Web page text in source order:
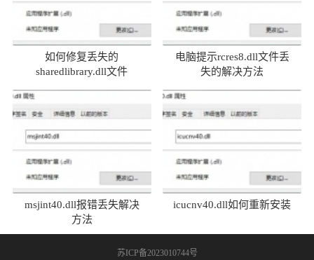
如何修复丢失的
sharedlibrary.dll文件
电脑提示rcres8.dll文件丢
失的解决方法
msjint40.dll报错丢失解决
方法
icucnv40.dll如何重新安装
苏ICP备2023010744号